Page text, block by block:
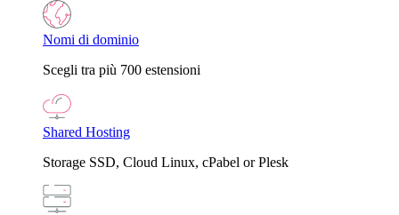
Nomi di dominio
Scegli tra più 700 estensioni
Shared Hosting
Storage SSD, Cloud Linux, cPabel or Plesk